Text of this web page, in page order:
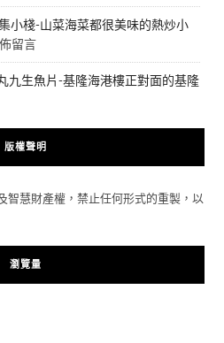
集小棧-山菜海菜都很美味的熱炒小
留言
九生魚片-基隆海港樓正對面的基隆
版權聲明
智慧財產權，禁止任何形式的重製，以
瀏覽量